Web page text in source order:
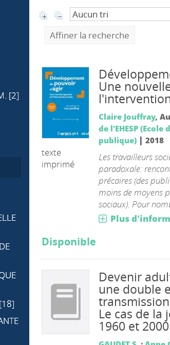
Affiner la recherche
texte
imprimé
Une
Claire Jouffray,
de l'EHESP
publique)| 2018
Les travailleurs
paradoxale:
précaires (des
moins de moyens
sociaux). Pour
Plus
Disponible
Devenir
une double
Le cas de la
1960 et 2000
[2]
[18]